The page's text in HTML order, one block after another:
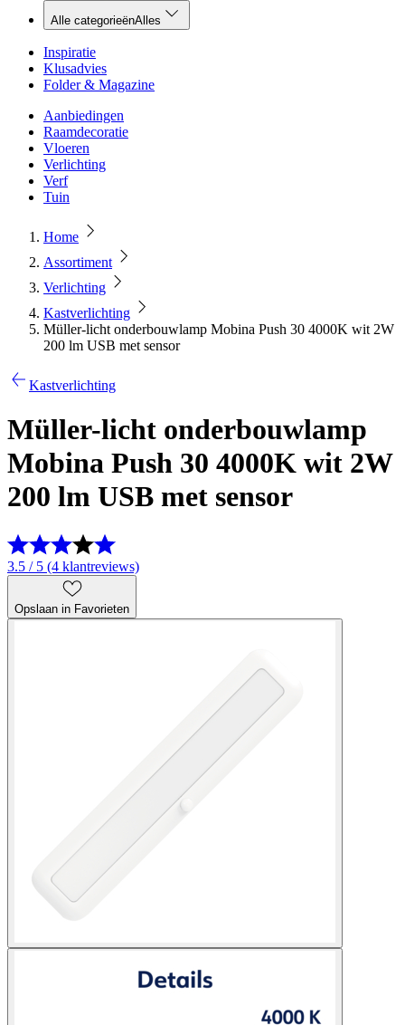
Alle categorieënAlles
Inspiratie
Klusadvies
Folder & Magazine
Aanbiedingen
Raamdecoratie
Vloeren
Verlichting
Verf
Tuin
Home
Assortiment
Verlichting
Kastverlichting
Müller-licht onderbouwlamp Mobina Push 30 4000K wit 2W
200 lm USB met sensor
Kastverlichting
Müller-licht onderbouwlamp
Mobina Push 30 4000K wit 2W
200 lm USB met sensor
3.5 / 5 (4 klantreviews)
Opslaan in Favorieten